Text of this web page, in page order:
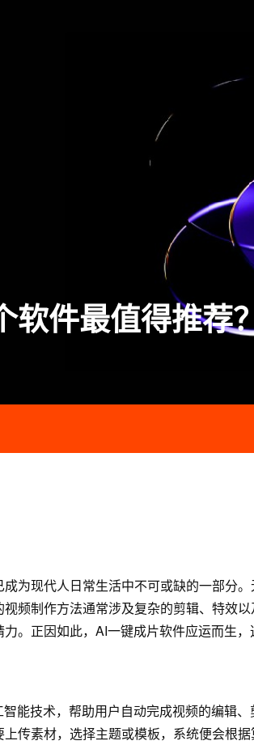
软件最值得推荐
为现代人日常生活中不可或缺的一部分。
频制作方法通常涉及复杂的剪辑、特效
。正因如此，AI一键成片软件应运而生，
能技术，帮助用户自动完成视频的编辑
传素材，选择主题或模板，系统便会根